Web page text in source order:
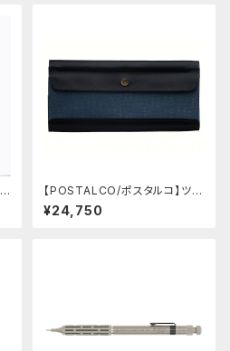
【POSTALCO/ポスタルコ】ツー
ルボックス (Navy Blue)
¥24,750